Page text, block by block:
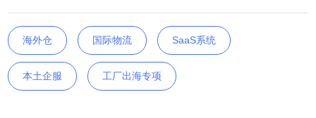
海外仓 国际物流 SaaS系统
本土企服 工厂出海专项